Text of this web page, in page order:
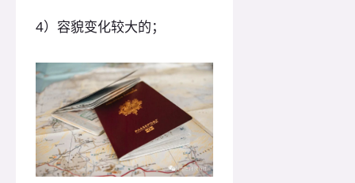
4）容貌变化较大的；